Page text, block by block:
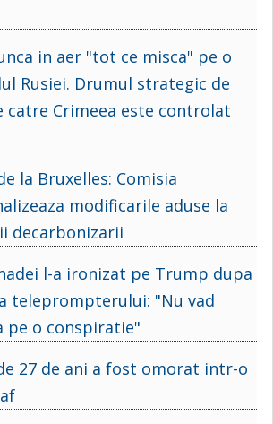
in aer "tot ce misca" pe o
Rusiei. Drumul strategic de
catre Crimeea este controlat
la Bruxelles: Comisia
modificarile aduse la
decarbonizarii
l-a ironizat pe Trump dupa
teleprompterului: "Nu vad
pe o conspiratie"
27 de ani a fost omorat intr-o